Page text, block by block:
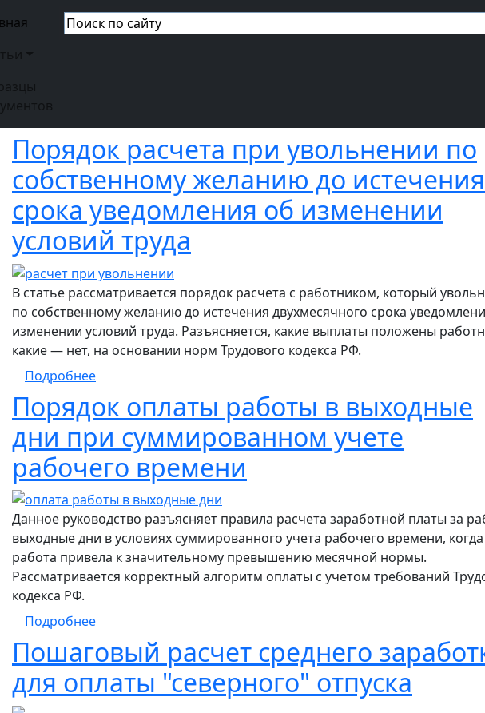
навигация
Порядок расчета при увольнении по
собственному желанию до истечения
срока уведомления об изменении
условий труда
В статье рассматривается порядок расчета с работником, который
по собственному желанию до истечения двухмесячного срока
изменении условий труда. Разъясняется, какие выплаты положены
какие — нет, на основании норм Трудового кодекса РФ.
Подробнеео Порядок расчета при увольнении по собственному
Порядок оплаты работы в выходные
дни при суммированном учете
рабочего времени
Данное руководство разъясняет правила расчета заработной платы за
выходные дни в условиях суммированного учета рабочего времени, когда
работа привела к значительному превышению месячной нормы.
Рассматривается корректный алгоритм оплаты с учетом требований
кодекса РФ.
Подробнеео Порядок оплаты работы в выходные дни при
Пошаговый расчет среднего
для оплаты "северного" отпуска